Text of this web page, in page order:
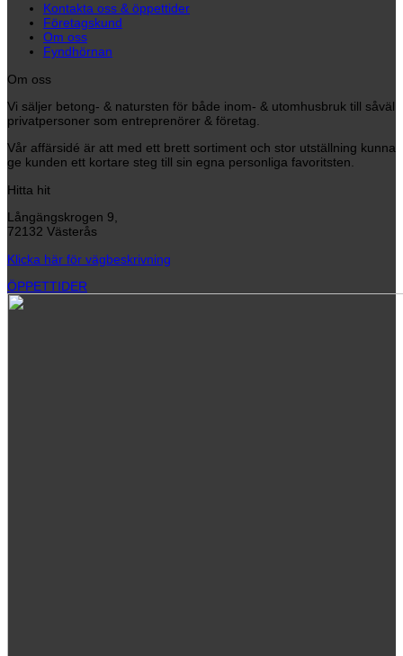
Kontakta oss & öppettider
Företagskund
Om oss
Fyndhörnan
Om oss
Vi säljer betong- & natursten för både inom- & utomhusbruk till såväl
privatpersoner som entreprenörer & företag.
Vår affärsidé är att med ett brett sortiment och stor utställning kunna
ge kunden ett kortare steg till sin egna personliga favoritsten.
Hitta hit
Långängskrogen 9,
72132 Västerås
Klicka här för vägbeskrivning
ÖPPETTIDER